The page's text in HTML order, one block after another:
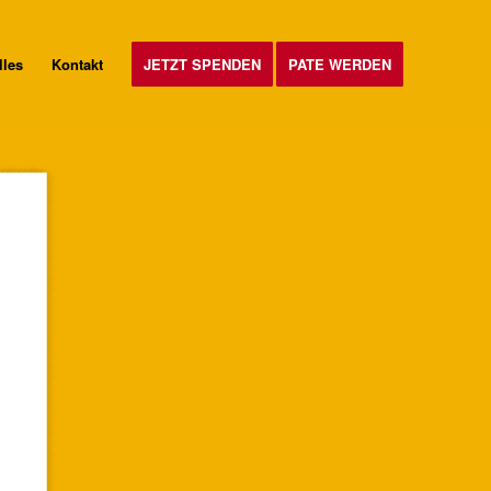
Kontakt JETZT SPENDEN PATE WERDEN